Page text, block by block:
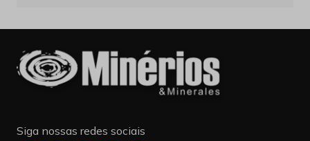
Siga nossas redes sociais